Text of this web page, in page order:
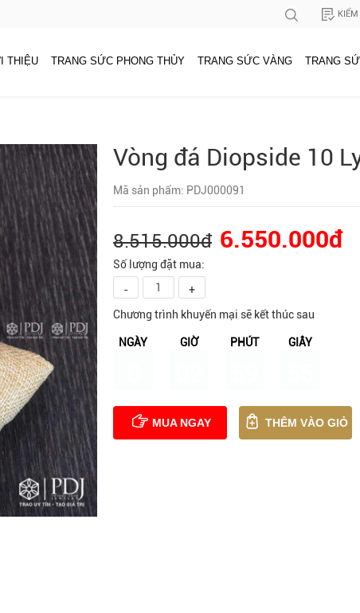
THIỆU TRANG SỨC PHONG THỦY TRANG SỨC VÀNG TRANG
Vòng đá Diopside 10
Mã sản phẩm: PDJ000091
8.515.000đ 6.550.000đ
Số lượng đặt mua:
-
+
Chương trình khuyến mại sẽ kết thúc sau
NGÀY GIỜ PHÚT GIÂY
MUA NGAY THÊM VÀO GIỎ